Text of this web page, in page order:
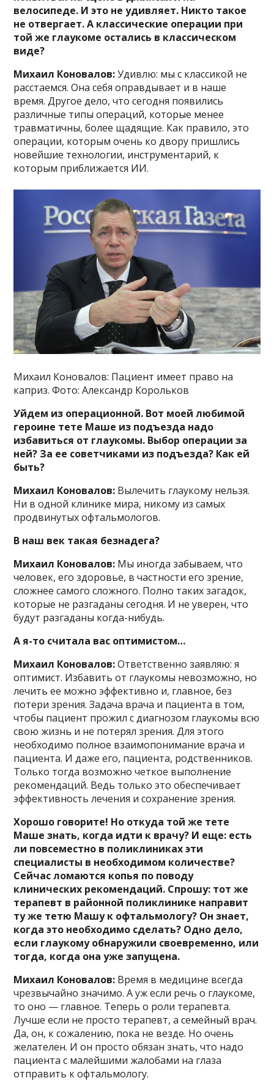
велосипеде. И это не удивляет. Никто такое
не отвергает. А классические операции при
той же глаукоме остались в классическом
виде?
Михаил Коновалов:Удивлю: мы с классикой не
расстаемся. Она себя оправдывает и в наше
время. Другое дело, что сегодня появились
различные типы операций, которые менее
травматичны, более щадящие. Как правило, это
операции, которым очень ко двору пришлись
новейшие технологии, инструментарий, к
которым приближается ИИ.
Михаил Коновалов: Пациент имеет право на
каприз. Фото: Александр Корольков
Уйдем из операционной. Вот моей любимой
героине тете Маше из подъезда надо
избавиться от глаукомы. Выбор операции за
ней? За ее советчиками из подъезда? Как ей
быть?
Михаил Коновалов: Вылечить глаукому нельзя.
Ни в одной клинике мира, никому из самых
продвинутых офтальмологов.
В наш век такая безнадега?
Михаил Коновалов: Мы иногда забываем, что
человек, его здоровье, в частности его зрение,
сложнее самого сложного. Полно таких загадок,
которые не разгаданы сегодня. И не уверен, что
будут разгаданы когда-нибудь.
А я-то считала вас оптимистом…
Михаил Коновалов:Ответственно заявляю: я
оптимист. Избавить от глаукомы невозможно, но
лечить ее можно эффективно и, главное, без
потери зрения. Задача врача и пациента в том,
чтобы пациент прожил с диагнозом глаукомы всю
свою жизнь и не потерял зрения. Для этого
необходимо полное взаимопонимание врача и
пациента. И даже его, пациента, родственников.
Только тогда возможно четкое выполнение
рекомендаций. Ведь только это обеспечивает
эффективность лечения и сохранение зрения.
Хорошо говорите! Но откуда той же тете
Маше знать, когда идти к врачу? И еще: есть
ли повсеместно в поликлиниках эти
специалисты в необходимом количестве?
Сейчас ломаются копья по поводу
клинических рекомендаций. Спрошу: тот же
терапевт в районной поликлинике направит
ту же тетю Машу к офтальмологу? Он знает,
когда это необходимо сделать? Одно дело,
если глаукому обнаружили своевременно, или
тогда, когда она уже запущена.
Михаил Коновалов: Время в медицине всегда
чрезвычайно значимо. А уж если речь о глаукоме,
то оно — главное. Теперь о роли терапевта.
Лучше если не просто терапевт, а семейный врач.
Да, он, к сожалению, пока не везде. Но очень
желателен. И он просто обязан знать, что надо
пациента с малейшими жалобами на глаза
отправить к офтальмологу.